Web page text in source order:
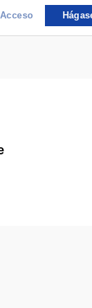
Acceso